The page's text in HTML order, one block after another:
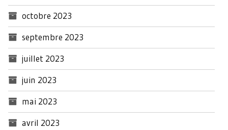
octobre 2023
septembre 2023
juillet 2023
juin 2023
mai 2023
avril 2023